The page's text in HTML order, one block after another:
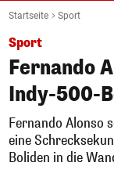
Startseite Sport
Sport
Fernando
Indy-500-
Fernando Alonso
eine
Boliden in die